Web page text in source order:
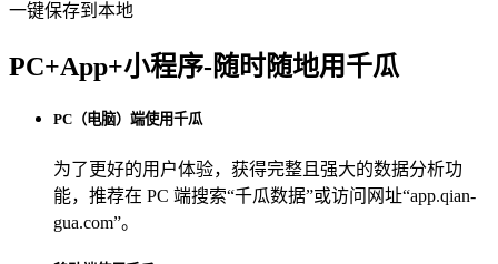
一键保存到本地
PC+App+小程序-随时随地用千瓜
PC（电脑）端使用千瓜
为了更好的用户体验，获得完整且强大的数据分析功
能，推荐在 PC 端搜索“千瓜数据”或访问网址“app.qian-
gua.com”。